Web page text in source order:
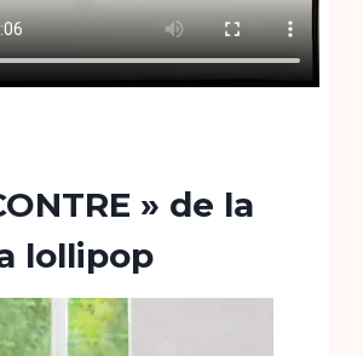
» de la
lollipop